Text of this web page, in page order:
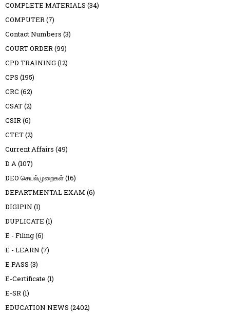
COMPLETE MATERIALS (34)
COMPUTER(7)
Contact Numbers (3)
COURT ORDER(99)
CPD TRAINING (12)
CPS (195)
CRC (62)
CSAT(2)
CSIR(6)
CTET(2)
Current Affairs (49)
D A(107)
DEO செயல்முறைகள்(16)
DEPARTMENTAL EXAM (6)
DIGIPIN (1)
DUPLICATE (1)
E - Filing(6)
E - LEARN (7)
E PASS (3)
E-Certificate (1)
E-SR(1)
EDUCATION NEWS (2402)